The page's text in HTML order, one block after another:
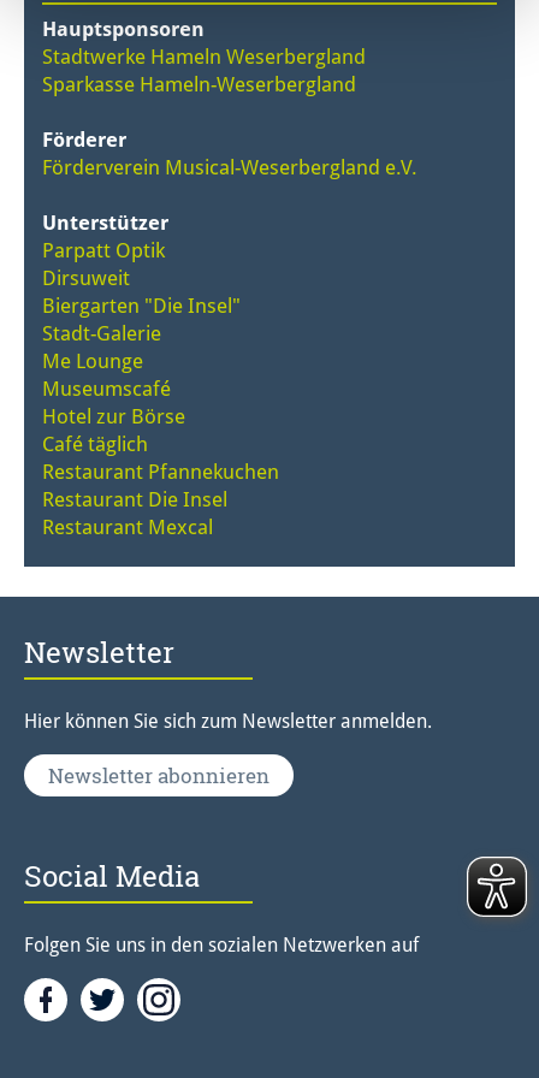
Hauptsponsoren
Stadtwerke Hameln Weserbergland
Sparkasse Hameln-Weserbergland
Förderer
Förderverein Musical-Weserbergland e.V.
Unterstützer
Parpatt Optik
Dirsuweit
Biergarten "Die Insel"
Stadt-Galerie
Me Lounge
Museumscafé
Hotel zur Börse
Café täglich
Restaurant Pfannekuchen
Restaurant Die Insel
Restaurant Mexcal
Newsletter
Hier können Sie sich zum Newsletter anmelden.
Newsletter abonnieren
Social Media
Folgen Sie uns in den sozialen Netzwerken auf
FacebookTwitter<